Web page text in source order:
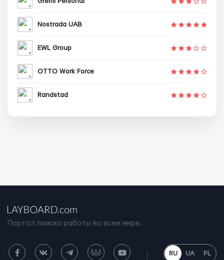
Nostrada UAB
EWL Group
OTTO Work Force
Randstad
Портал поиска работы во всем мире.
RU UA PL